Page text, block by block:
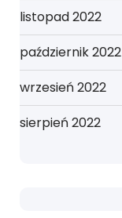
listopad 2022
październik 2022
wrzesień 2022
sierpień 2022